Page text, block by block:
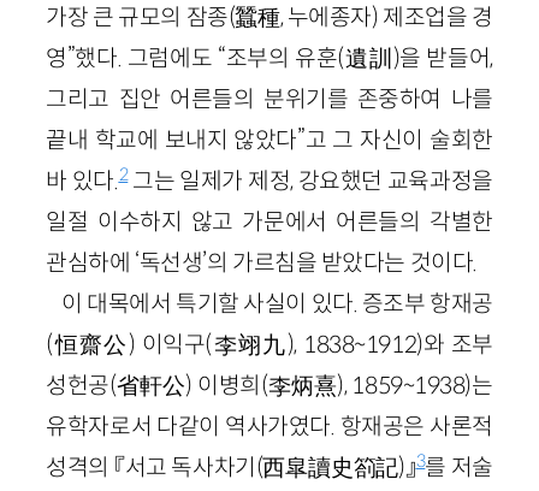
가장 큰 규모의 잠종(蠶種,누에종자) 제조업을 경
영”했다. 그럼에도 “조부의 유훈(遺訓)을 받들어,
그리고 집안 어른들의 분위기를 존중하여 나를
끝내 학교에 보내지 않았다”고 그 자신이 술회한
바 있다.2그는 일제가 제정, 강요했던 교육과정을
일절 이수하지 않고 가문에서 어른들의 각별한
관심하에 ‘독선생’의 가르침을 받았다는 것이다.
이 대목에서 특기할 사실이 있다. 증조부 항재공
(恒齋公) 이익구(李翊九), 1838~1912)와 조부
성헌공(省軒公) 이병희(李炳熹), 1859~1938)는
유학자로서 다같이 역사가였다. 항재공은 사론적
성격의 『서고 독사차기(西皐讀史箚記)』3를 저술